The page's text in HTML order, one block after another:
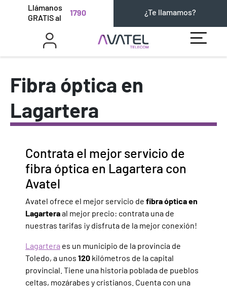
Llámanos
GRATIS al
1790 ¿Te llamamos?
Fibra óptica en
Lagartera
Contrata el mejor servicio de
fibra óptica en Lagartera con
Avatel
Avatel ofrece el mejor servicio de fibra óptica en
Lagarteraal mejor precio: contrata una de
nuestras tarifas ¡y disfruta de la mejor conexión!
Lagartera es un municipio de la provincia de
Toledo, a unos 120 kilómetros de la capital
provincial. Tiene una historia poblada de pueblos
celtas, mozárabes y cristianos. Cuenta con una